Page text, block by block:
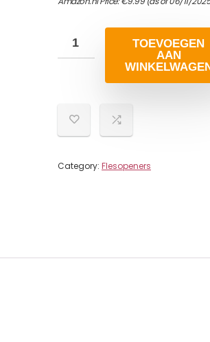
TOEVOEGEN
AAN
Category: Flesopeners